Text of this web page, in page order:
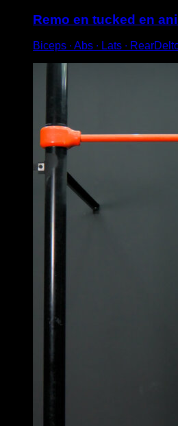
Remo en tucked en
Biceps ∙ Abs ∙ Lats ∙